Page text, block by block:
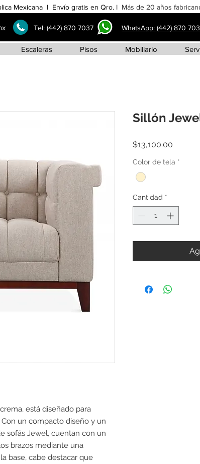
Mexicana I Envío gratis en Qro. I Más de 20 años
Tel: (442) 870 7037 WhatsApp: (442) 870
Escaleras Pisos Mobiliario
está diseñado para
un compacto diseño y un
sofás Jewel, cuentan con un
brazos mediante una
base, cabe destacar que
Sillón
$13,100.00
Color de tela *
Cantidad *